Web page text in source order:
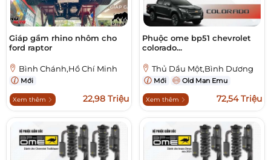
Giáp gầm rhino nhôm cho
ford raptor
Bình Chánh,Hồ Chí Minh
Mới
Xem thêm 22,98 Triệu
Phuộc ome bp51 chevrolet
colorado...
Thủ Dầu Một,Bình Dương
Mới Old Man Emu
Xem thêm 72,54 Triệu